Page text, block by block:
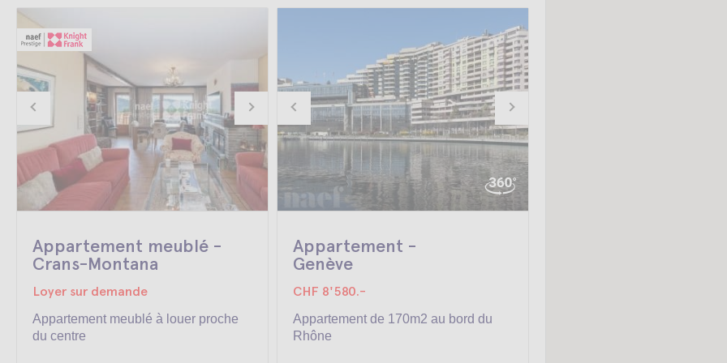
Appartement meublé -
Crans-Montana
Loyer sur demande
Appartement meublé à louer proche
du centre
Appartement -
Genève
CHF 8'580.-
Appartement de 170m2 au bord du
Rhône